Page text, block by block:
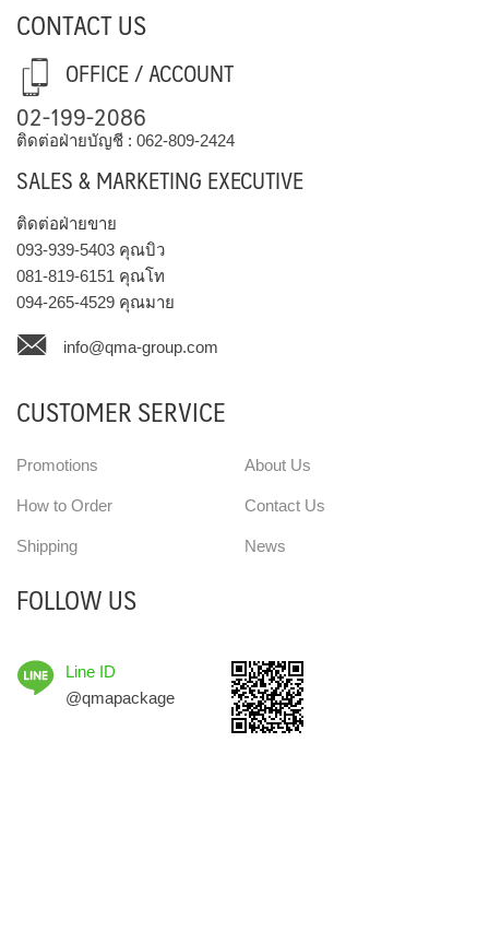
CONTACT US
OFFICE / ACCOUNT
02-199-2086
ติดต่อฝ่ายบัญชี : 062-809-2424
SALES & MARKETING EXECUTIVE
ติดต่อฝ่ายขาย
093-939-5403 คุณบิว
081-819-6151 คุณโท
094-265-4529 คุณมาย
info@qma-group.com
CUSTOMER SERVICE
Promotions
How to Order
Shipping
About Us
Contact Us
News
FOLLOW US
Line ID
@qmapackage